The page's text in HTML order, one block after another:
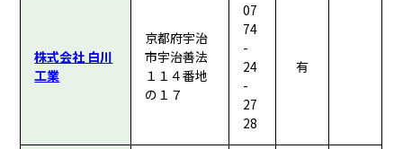
株式会社 白川
工業
京都府宇治
市宇治善法
１１４番地
の１７
07
74
-
24
-
27
28
有